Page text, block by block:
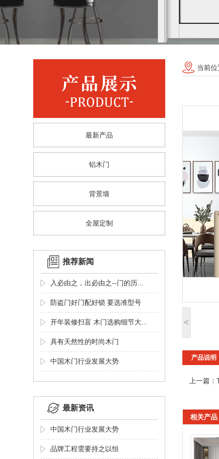
最新产品
铝木门
背景墙
全屋定制
推荐新闻
入必由之，出必由之--门的历...
防盗门好门配好锁 要选准型号
开年装修扫盲 木门选购细节大...
具有天然性的时尚木门
中国木门行业发展大势
最新资讯
中国木门行业发展大势
品牌工程需要持之以恒
当前
<
产品说明
上一篇：
相关产品